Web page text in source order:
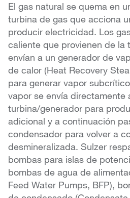
El gas natural se quema en
turbina de gas que acciona
producir electricidad. Los
caliente que provienen de la
envían a un generador de
de calor (Heat Recovery
para generar vapor
vapor se envía directamente
turbina/generador para
adicional y a continuación
condensador para volver a
desmineralizada. Sulzer
bombas para islas de
bombas de agua de
Feed Water Pumps, BFP),